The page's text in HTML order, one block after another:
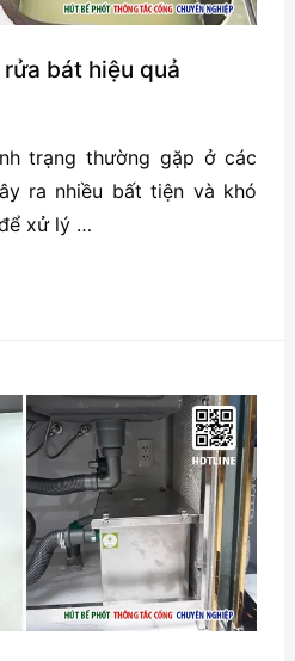
bát hiệu quả
trạng thường gặp ở các
ra nhiều bất tiện và khó
xử lý …